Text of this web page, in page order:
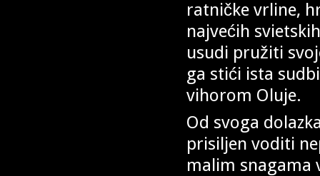
ratničke vrline,
najvećih
usudi pružiti
ga stići ista
vihorom Oluje.
Od svoga
prisiljen voditi
malim snagama